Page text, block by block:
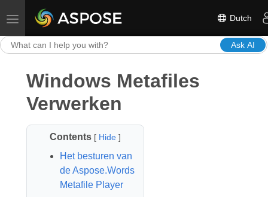
Toggle navigation Dutch
Ask AI
Windows Metafiles
Verwerken
Contents [ Hide]
Het besturen van
de Aspose.Words
Metafile Player